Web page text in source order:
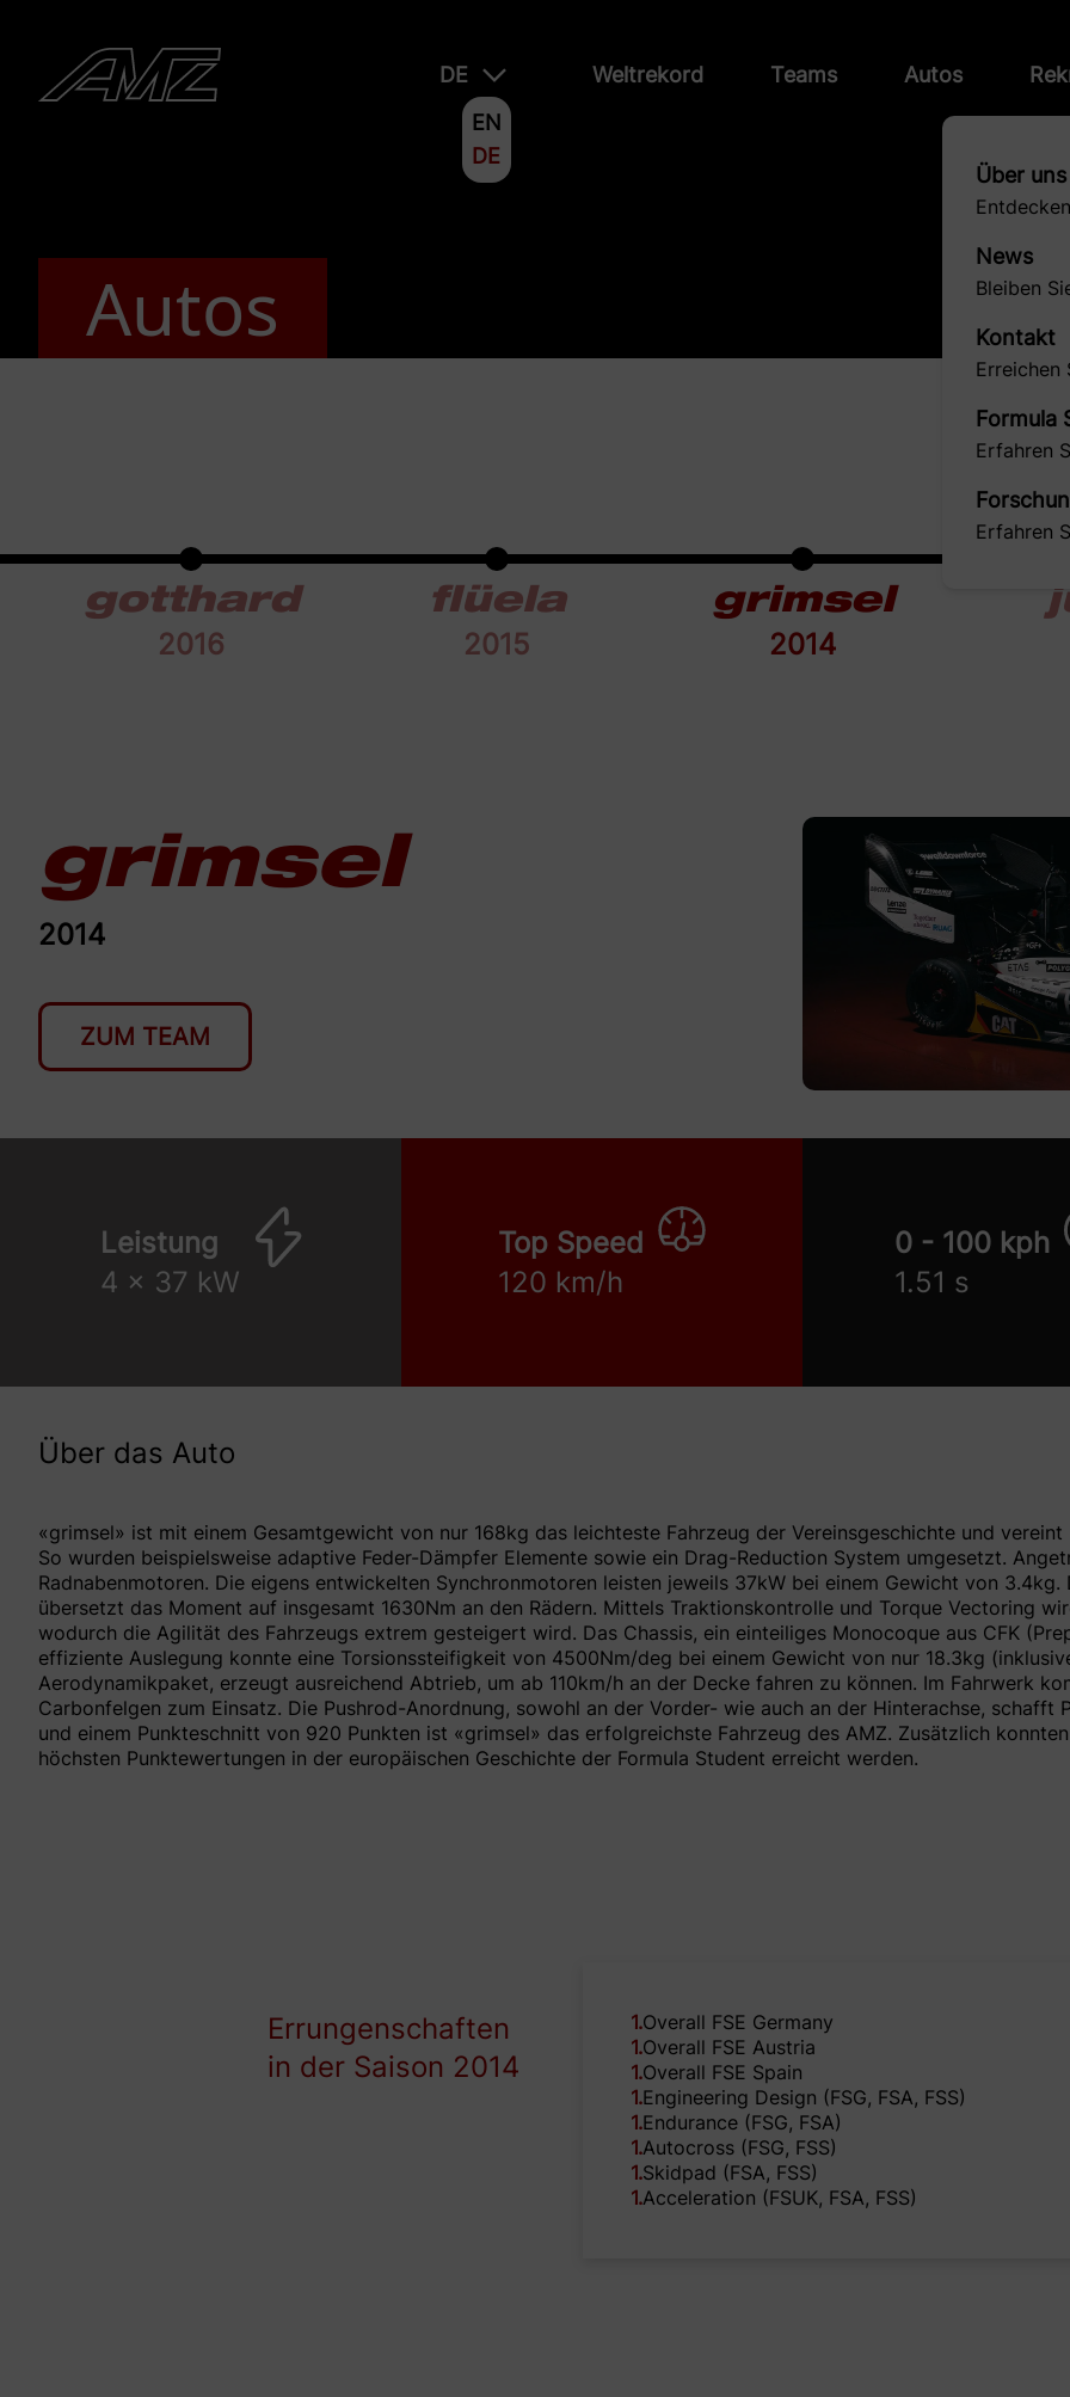
DE
EN
DE
Weltrekord Teams Autos
Über uns
News
Bleiben
Kontakt
Erreichen
Formula
Erfahren
Erfahren
Autos
gotthard
2016
flüela
2015
grimsel
2014
grimsel
2014
ZUM TEAM
Leistung
4 x 37 kW
Top Speed
120 km/h
0 - 100 kph
1.51 s
Über das Auto
«grimsel» ist mit einem Gesamtgewicht von nur 168kg das leichteste Fahrzeug der Vereinsgeschichte und
So wurden beispielsweise adaptive Feder-Dämpfer Elemente sowie ein Drag-Reduction System umgesetzt.
Radnabenmotoren. Die eigens entwickelten Synchronmotoren leisten jeweils 37kW bei einem Gewicht von
übersetzt das Moment auf insgesamt 1630Nm an den Rädern. Mittels Traktionskontrolle und Torque Vectoring
wodurch die Agilität des Fahrzeugs extrem gesteigert wird. Das Chassis, ein einteiliges Monocoque aus CFK
effiziente Auslegung konnte eine Torsionssteifigkeit von 4500Nm/deg bei einem Gewicht von nur 18.3kg
Aerodynamikpaket, erzeugt ausreichend Abtrieb, um ab 110km/h an der Decke fahren zu können. Im Fahrwerk
Carbonfelgen zum Einsatz. Die Pushrod-Anordnung, sowohl an der Vorder- wie auch an der Hinterachse,
und einem Punkteschnitt von 920 Punkten ist «grimsel» das erfolgreichste Fahrzeug des AMZ. Zusätzlich
höchsten Punktewertungen in der europäischen Geschichte der Formula Student erreicht werden.
Errungenschaften
in der Saison 2014
1.Overall FSE Germany
1.Overall FSE Austria
1.Overall FSE Spain
1.Engineering Design (FSG, FSA, FSS)
1.Endurance (FSG, FSA)
1.Autocross (FSG, FSS)
1.Skidpad (FSA, FSS)
1.Acceleration (FSUK, FSA, FSS)